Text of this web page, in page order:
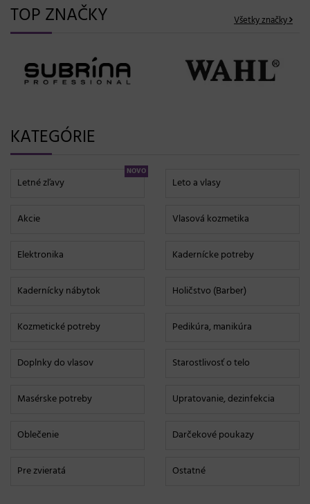
TOP ZNAČKY Všetky značky
KATEGÓRIE
Letné zľavy
NOVO
Leto a vlasy
Akcie Vlasová kozmetika
Elektronika Kadernícke potreby
Kadernícky nábytok Holičstvo (Barber)
Kozmetické potreby Pedikúra, manikúra
Doplnky do vlasov Starostlivosť o telo
Masérske potreby Upratovanie, dezinfekcia
Oblečenie Darčekové poukazy
Pre zvieratá Ostatné